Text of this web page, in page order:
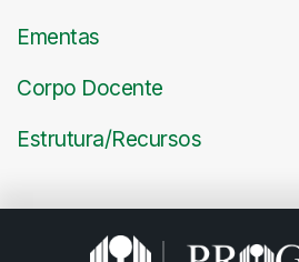
Ementas
Corpo Docente
Estrutura/Recursos